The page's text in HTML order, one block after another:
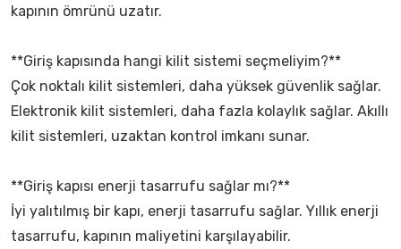
kapının ömrünü uzatır.
**Giriş kapısında hangi kilit sistemi seçmeliyim?**
Çok noktalı kilit sistemleri, daha yüksek güvenlik sağlar.
Elektronik kilit sistemleri, daha fazla kolaylık sağlar. Akıllı
kilit sistemleri, uzaktan kontrol imkanı sunar.
**Giriş kapısı enerji tasarrufu sağlar mı?**
İyi yalıtılmış bir kapı, enerji tasarrufu sağlar. Yıllık enerji
tasarrufu, kapının maliyetini karşılayabilir.